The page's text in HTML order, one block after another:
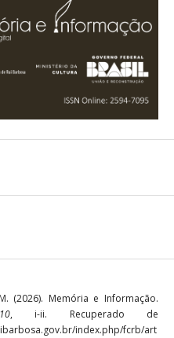
(2026). Memória e Informação.
10, i-ii. Recuperado de
index.php/fcrb/art